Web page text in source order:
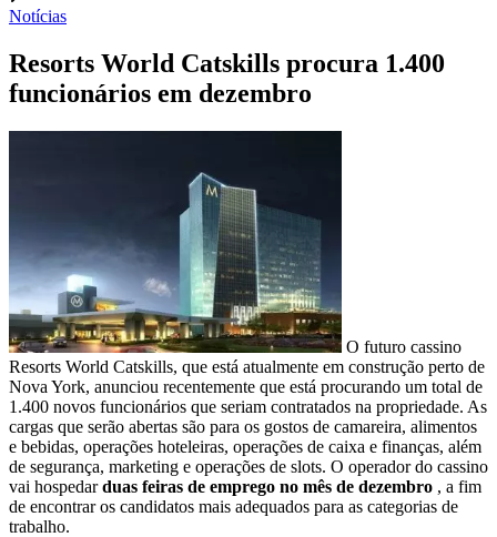
Notícias
Resorts World Catskills procura 1.400
funcionários em dezembro
O futuro cassino
Resorts World Catskills, que está atualmente em construção perto de
Nova York, anunciou recentemente que está procurando um total de
1.400 novos funcionários que seriam contratados na propriedade. As
cargas que serão abertas são para os gostos de camareira, alimentos
e bebidas, operações hoteleiras, operações de caixa e finanças, além
de segurança, marketing e operações de slots. O operador do cassino
vai hospedarduas feiras de emprego no mês de dezembro , a fim
de encontrar os candidatos mais adequados para as categorias de
trabalho.